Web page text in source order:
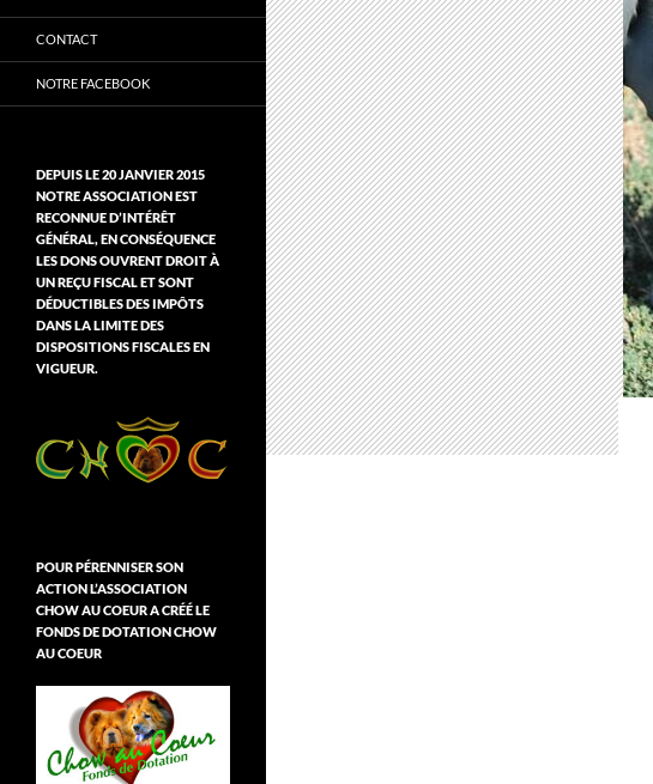
CONTACT
NOTRE FACEBOOK
DEPUIS LE 20 JANVIER 2015
NOTRE ASSOCIATION EST
RECONNUE D’INTÉRÊT
GÉNÉRAL, EN CONSÉQUENCE
LES DONS OUVRENT DROIT À
UN REÇU FISCAL ET SONT
DÉDUCTIBLES DES IMPÔTS
DANS LA LIMITE DES
DISPOSITIONS FISCALES EN
VIGUEUR.
POUR PÉRENNISER SON
ACTION L’ASSOCIATION
CHOW AU COEUR A CRÉÉ LE
FONDS DE DOTATION CHOW
AU COEUR